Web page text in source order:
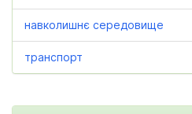
навколишнє середовище
транспорт